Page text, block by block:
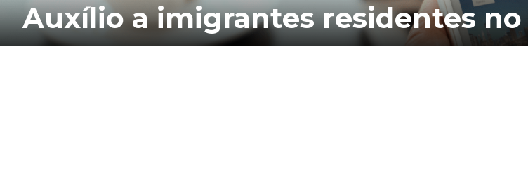
Auxílio a imigrantes residentes no